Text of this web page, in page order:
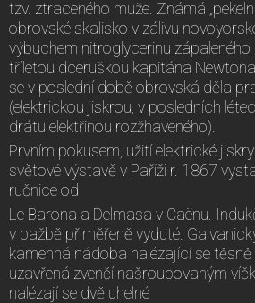
tzv. ztraceného muže. Známá
obrovské skalisko v zálivu
výbuchem nitroglycerinu
tříletou dceruškou kapitána
se v poslední době obrovská děla
(elektrickou jiskrou, v posledních
drátu elektřinou rozžhaveného).
Prvním pokusem, užití elektrické
světové výstavě v Paříži r. 1867
ručnice od
Le Barona a Delmasa v Caënu.
v pažbě přiměřeně vyduté.
kamenná nádoba nalézající se
uzavřená zvenčí našroubovaným
nalézají se dvě uhelné